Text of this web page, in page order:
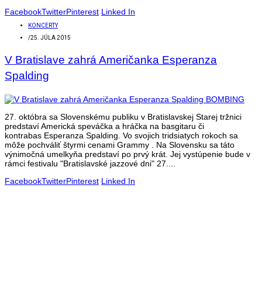
FacebookTwitterPinterest Linked In
KONCERTY
/25. JÚLA 2015
V Bratislave zahrá Američanka Esperanza
Spalding
27. októbra sa Slovenskému publiku v Bratislavskej Starej tržnici
predstaví Americká speváčka a hráčka na basgitaru či
kontrabas Esperanza Spalding. Vo svojich tridsiatych rokoch sa
môže pochváliť štyrmi cenami Grammy . Na Slovensku sa táto
výnimočná umelkyňa predstaví po prvý krát. Jej vystúpenie bude v
rámci festivalu "Bratislavské jazzové dni" 27....
FacebookTwitterPinterest Linked In